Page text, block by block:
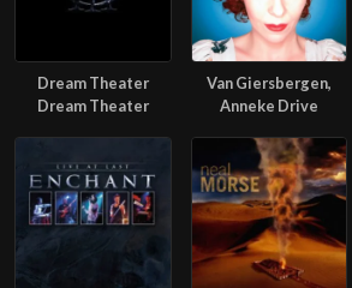
Dream Theater
Dream Theater
Van Giersbergen,
Anneke Drive